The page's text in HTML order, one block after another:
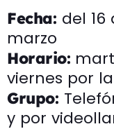
Fecha: del
marzo
Horario:
viernes por
Grupo:
y por